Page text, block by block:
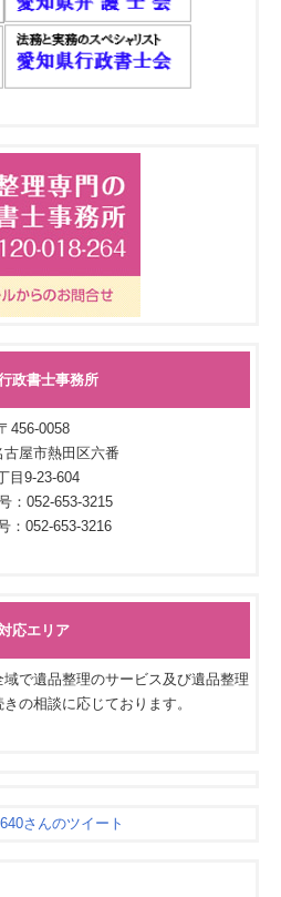
政書士事務所
456-0058
古屋市熱田区六番
目9-23-604
：052-653-3215
：052-653-3216
応エリア
で遺品整理のサービス及び遺品整理
の相談に応じております。
さんのツイート